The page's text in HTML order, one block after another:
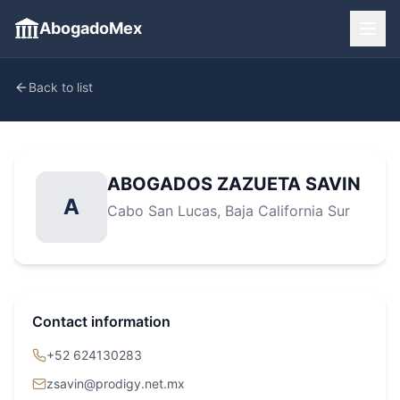
AbogadoMex
Back to list
A
ABOGADOS ZAZUETA SAVIN
Cabo San Lucas, Baja California Sur
Contact information
+52 624130283
zsavin@prodigy.net.mx